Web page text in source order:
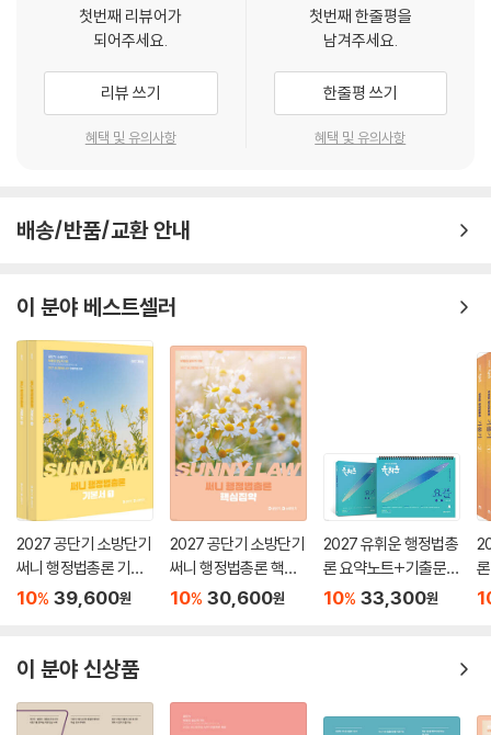
051 사회통제이론의 전개 76
052 사이크스(Sykes)와 맛차(Matza)의 표류이론(중화기술) 78
054 갓프레드슨(Gottfredson)과 허쉬(Hirschi)의 범죄일반이론=자
기통제이론(자기통제력+범죄기회 통합) 80
055 낙인이론: 상징적 상호작용론, 악의 극화, 충족적 자기예언 성취 81
027 초기실증주의 개관 46
030 프랑스의 초기 범죄사학적 실증주의(뒤,따,라,케,게) 48
08 생물학적 범죄원인론 51
032 고링과 후튼의 신체적 특징과 범죄 51
033 체형과 범죄 52
034 유전과 범죄 53
035 생물학적 범죄원인의 발전 54
036 아이젠크의 성격이론 54
037 뇌 구조 및 기능과 범죄 56
038 뇌신경과학 57
039 행동유전학과 범죄 59
09 심리･성격적 범죄원인론 62
041 정신역동적 이론 62
042 행동(학습)이론: 왓슨, 스키너, 반두라 64
－그것이 범죄학이 쉬운 듯 하면서 어려운 이유이다.
［도판식 학습법］
－처음부터 연구자와 이론을 이해하고 그 이론을 비교해가는 학습법을 말
［기대효과］
－강의종료 후에, 복습이 필요없을 만큼 전체를 꿰뚫어보고, 자신이 부족
한 부분을 골라서 집중학습 할 수 있다.
(범죄)교정학박사 이언담
첫번째 리뷰어가
되어주세요.
리뷰 쓰기
혜택 및 유의사항
첫번째 한줄평을
남겨주세요.
한줄평 쓰기
혜택 및 유의사항
배송/반품/교환 안내
이 분야 베스트셀러
2027 공단기 소방단기
써니 행정법총론 기본
서
10% 39,600원
2027 공단기 소방단기
써니 행정법총론 핵심
집약
10% 30,600원
2027 유휘운 행정법총
론 요약노트+기출문제
(요.플.)
10% 33,300원
이 분야 신상품